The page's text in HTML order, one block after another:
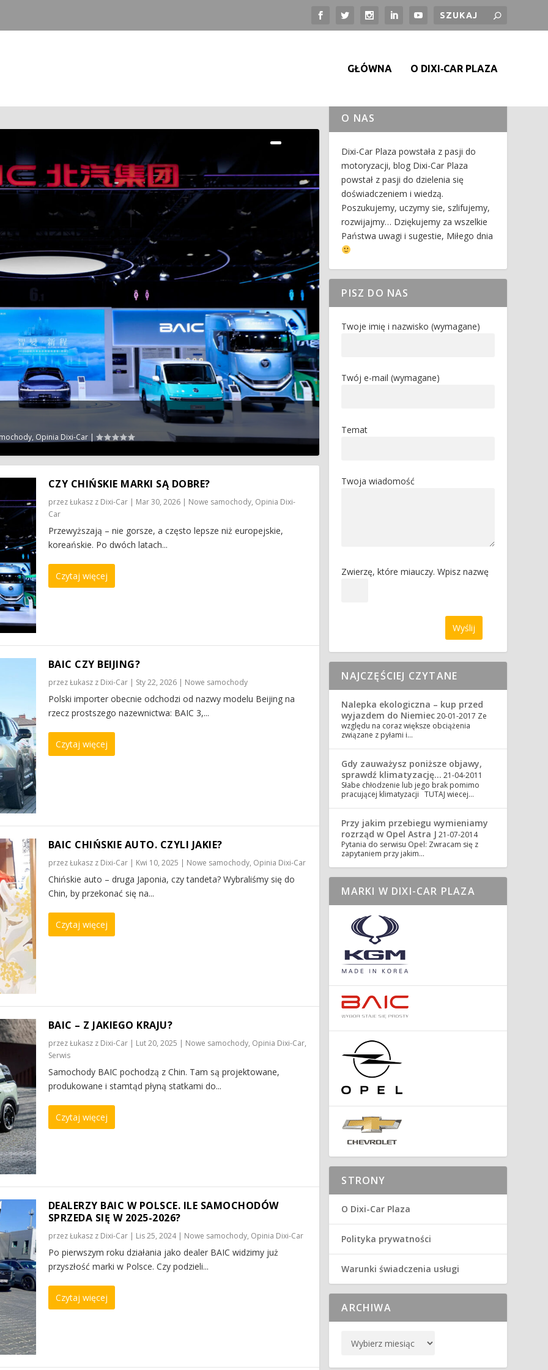
GŁÓWNA O DIXI‑CAR PLAZA
, Opinia Dixi-Car |
|
,Opinia Dixi-Car
,Opinia Dixi-Car
CZY CHIŃSKIE MARKI SĄ DOBRE?
przezŁukasz z Dixi-Car| Mar 30, 2026| Nowe samochody, Opinia Dixi-
Car
Przewyższają – nie gorsze, a często lepsze niż europejskie,
koreańskie. Po dwóch latach...
Czytaj więcej
BAIC CZY BEIJING?
przezŁukasz z Dixi-Car| Sty 22, 2026| Nowe samochody
Polski importer obecnie odchodzi od nazwy modelu Beijing na
rzecz prostszego nazewnictwa: BAIC 3,...
Czytaj więcej
BAIC CHIŃSKIE AUTO. CZYLI JAKIE?
przezŁukasz z Dixi-Car| Kwi 10, 2025 | Nowe samochody, Opinia Dixi-Car
Chińskie auto – druga Japonia, czy tandeta? Wybraliśmy się do
Chin, by przekonać się na...
Czytaj więcej
BAIC – Z JAKIEGO KRAJU?
przezŁukasz z Dixi-Car| Lut 20, 2025 | Nowe samochody, Opinia Dixi-Car,
Serwis
Samochody BAIC pochodzą z Chin. Tam są projektowane,
produkowane i stamtąd płyną statkami do...
Czytaj więcej
DEALERZY BAIC W POLSCE. ILE SAMOCHODÓW
SPRZEDA SIĘ W 2025-2026?
przezŁukasz z Dixi-Car| Lis 25, 2024| Nowe samochody, Opinia Dixi-Car
Po pierwszym roku działania jako dealer BAIC widzimy już
przyszłość marki w Polsce. Czy podzieli...
Czytaj więcej
O NAS
Dixi-Car Plaza powstała z pasji do
motoryzacji, blog Dixi-Car Plaza
powstał z pasji do dzielenia się
doświadczeniem i wiedzą.
Poszukujemy, uczymy sie, szlifujemy,
rozwijajmy… Dziękujemy za wszelkie
Państwa uwagi i sugestie, Miłego dnia
PISZ DO NAS
Twoje imię i nazwisko (wymagane)
Twój e-mail (wymagane)
Temat
Twoja wiadomość
Zwierzę, które miauczy. Wpisz nazwę
NAJCZĘŚCIEJ CZYTANE
Nalepka ekologiczna – kup przed
wyjazdem do Niemiec20-01-2017 Ze
względu na coraz większe obciążenia
związane z pyłami i…
Gdy zauważysz poniższe objawy,
sprawdź klimatyzację… 21-04-2011
Słabe chłodzenie lub jego brak pomimo
pracującej klimatyzacji TUTAJ wiecej…
Przy jakim przebiegu wymieniamy
rozrząd w Opel Astra J 21-07-2014
Pytania do serwisu Opel: Zwracam się z
zapytaniem przy jakim…
MARKI W DIXI-CAR PLAZA
STRONY
O Dixi-Car Plaza
Polityka prywatności
Warunki świadczenia usługi
ARCHIWA